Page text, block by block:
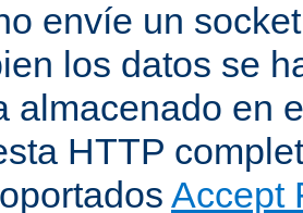
envíe un
los datos se
almacenado en
HTTP
Accept